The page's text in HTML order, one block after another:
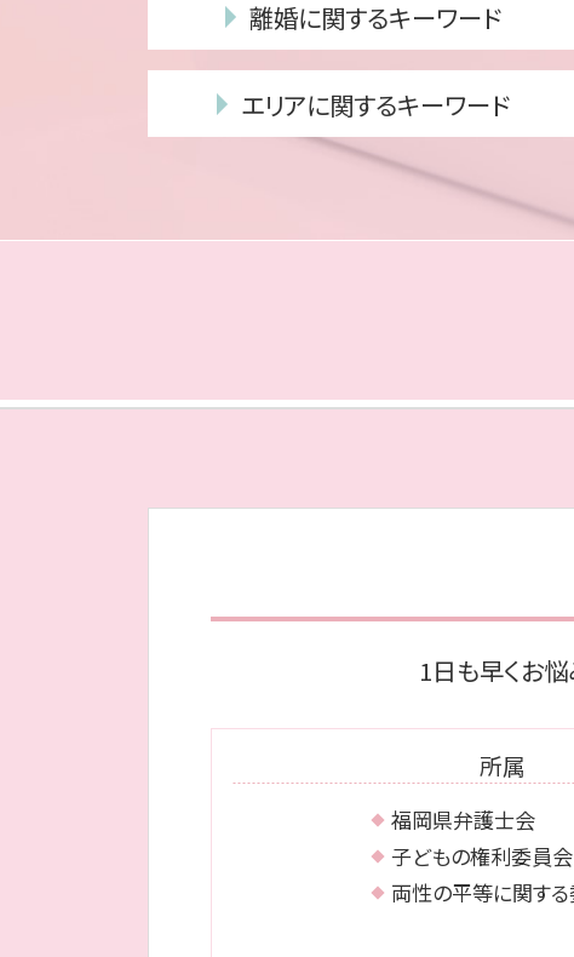
離婚に関するキーワード
浮気 相手 慰謝料
年金分割 手続き
離婚調停 聞かれること
dv 離婚
dv 離婚 できない
離婚 性格の不一致
離婚裁判 期間
エリアに関するキーワード
相続 福岡市 弁護士
債務整理 博多区 弁護士
債務整理 福岡市 弁護士
債務整理 城南区 弁護士
1日も早くお
所属
福岡県弁護士会
子どもの権利委員会
両性の平等に関す